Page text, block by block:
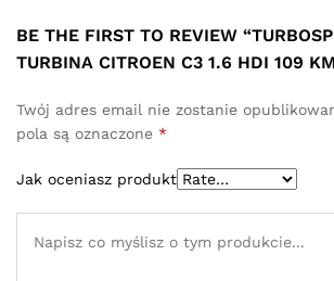
BE THE FIRST TO REVIEW
TURBINA CITROEN C3 1.6 HDI 109
Twój adres email nie zostanie
pola są oznaczone *
Jak oceniasz produkt